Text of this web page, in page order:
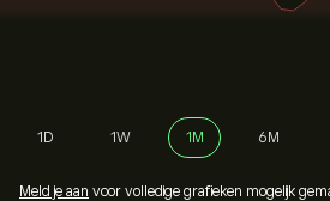
1D 1W 1M 6M
Meld je aan voor volledige grafieken mogelijk